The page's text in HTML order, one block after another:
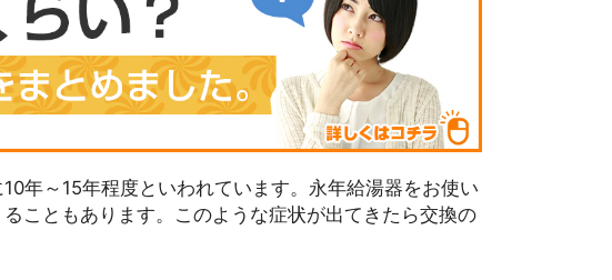
年～15年程度といわれています。永年給湯器をお使い
こともあります。このような症状が出てきたら交換の